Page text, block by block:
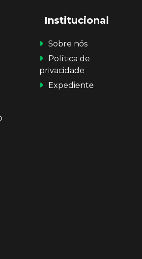
Institucional
Sobre nós
Política de
privacidade
Expediente